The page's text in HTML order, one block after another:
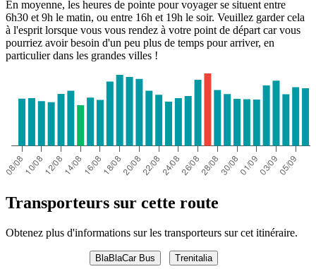
En moyenne, les heures de pointe pour voyager se situent entre
6h30 et 9h le matin, ou entre 16h et 19h le soir. Veuillez garder cela
à l'esprit lorsque vous vous rendez à votre point de départ car vous
pourriez avoir besoin d'un peu plus de temps pour arriver, en
particulier dans les grandes villes !
Transporteurs sur cette route
Obtenez plus d'informations sur les transporteurs sur cet itinéraire.
BlaBlaCar Bus Trenitalia